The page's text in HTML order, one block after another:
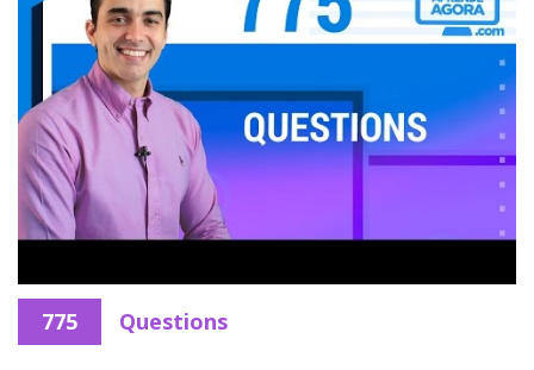
775 Questions